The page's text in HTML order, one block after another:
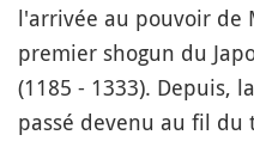
l'arrivée au pouvoir de
premier shogun du
(1185 - 1333). Depuis,
passé devenu au fil du